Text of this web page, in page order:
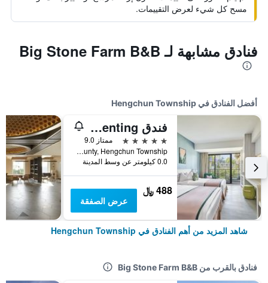
مسح كل شيء لعرض التقييمات.
فنادق مشابهة لـ Big Stone Farm B&B
أفضل الفنادق في Hengchun Township
فندق Caesar Park Kenting
5 نجوم
ممتاز 9.0
No. 6 Kenting Road, Hengchun Town, Pingtung County, Hengchun Township, تايوان
0.0 كيلومتر عن وسط المدينة
488 ﷼
عرض الصفقة
شاهد المزيد من أهم الفنادق في Hengchun Township
فنادق بالقرب من Big Stone Farm B&B